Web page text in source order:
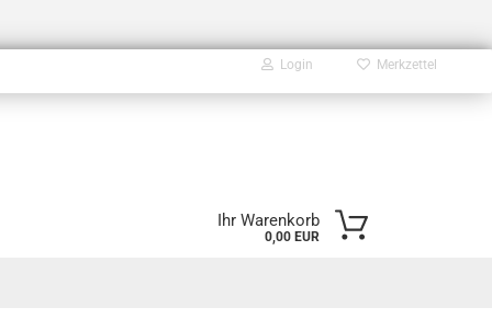
Login Merkzettel
Ihr Warenkorb
0,00 EUR